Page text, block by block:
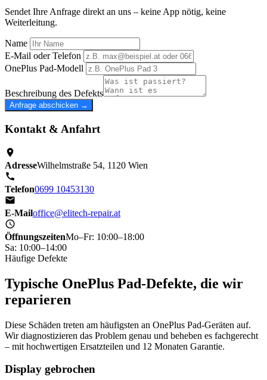
Sendet Ihre Anfrage direkt an uns – keine App nötig, keine
Weiterleitung.
Name
E-Mail oder Telefon
OnePlus Pad-Modell
Beschreibung des Defekts
Anfrage abschicken →
Kontakt & Anfahrt
AdresseWilhelmstraße 54, 1120 Wien
Telefon0699 10453130
E-Mailoffice@elitech-repair.at
ÖffnungszeitenMo–Fr: 10:00–18:00
Sa: 10:00–14:00
Häufige Defekte
Typische OnePlus Pad-Defekte, die wir
reparieren
Diese Schäden treten am häufigsten an OnePlus Pad-Geräten auf.
Wir diagnostizieren das Problem genau und beheben es fachgerecht
– mit hochwertigen Ersatzteilen und 12 Monaten Garantie.
Display gebrochen